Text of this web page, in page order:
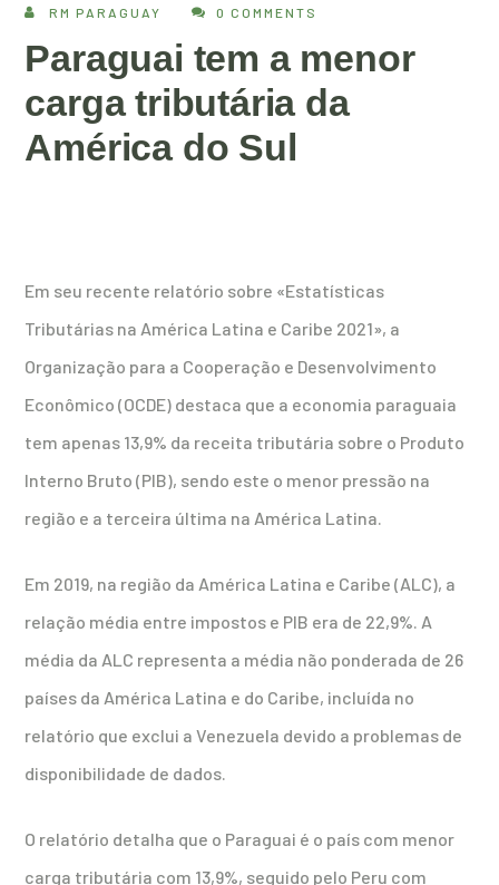
RM PARAGUAY 0 COMMENTS
Paraguai tem a menor
carga tributária da
América do Sul
Em seu recente relatório sobre «Estatísticas
Tributárias na América Latina e Caribe 2021», a
Organização para a Cooperação e Desenvolvimento
Econômico (OCDE) destaca que a economia paraguaia
tem apenas 13,9% da receita tributária sobre o Produto
Interno Bruto (PIB), sendo este o menor pressão na
região e a terceira última na América Latina.
Em 2019, na região da América Latina e Caribe (ALC), a
relação média entre impostos e PIB era de 22,9%. A
média da ALC representa a média não ponderada de 26
países da América Latina e do Caribe, incluída no
relatório que exclui a Venezuela devido a problemas de
disponibilidade de dados.
O relatório detalha que o Paraguai é o país com menor
carga tributária com 13,9%, seguido pelo Peru com